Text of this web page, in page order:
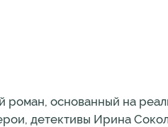
основанный на
детективы Ирина